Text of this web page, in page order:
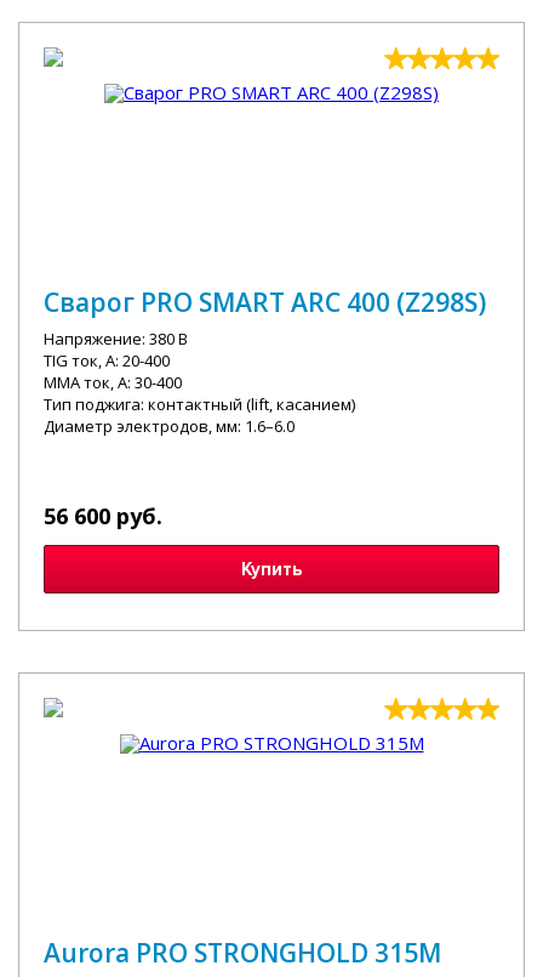
Сварог PRO SMART ARC 400 (Z298S)
Напряжение: 380 В
TIG ток, А: 20-400
MMA ток, А: 30-400
Тип поджига: контактный (lift, касанием)
Диаметр электродов, мм: 1.6–6.0
56 600 руб.
Купить
Aurora PRO STRONGHOLD 315M